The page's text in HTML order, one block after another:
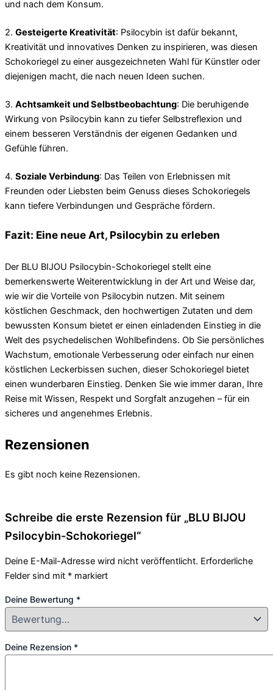
und nach dem Konsum.
2. Gesteigerte Kreativität: Psilocybin ist dafür bekannt,
Kreativität und innovatives Denken zu inspirieren, was diesen
Schokoriegel zu einer ausgezeichneten Wahl für Künstler oder
diejenigen macht, die nach neuen Ideen suchen.
3. Achtsamkeit und Selbstbeobachtung: Die beruhigende
Wirkung von Psilocybin kann zu tiefer Selbstreflexion und
einem besseren Verständnis der eigenen Gedanken und
Gefühle führen.
4. Soziale Verbindung: Das Teilen von Erlebnissen mit
Freunden oder Liebsten beim Genuss dieses Schokoriegels
kann tiefere Verbindungen und Gespräche fördern.
Fazit: Eine neue Art, Psilocybin zu erleben
Der BLU BIJOU Psilocybin-Schokoriegel stellt eine
bemerkenswerte Weiterentwicklung in der Art und Weise dar,
wie wir die Vorteile von Psilocybin nutzen. Mit seinem
köstlichen Geschmack, den hochwertigen Zutaten und dem
bewussten Konsum bietet er einen einladenden Einstieg in die
Welt des psychedelischen Wohlbefindens. Ob Sie persönliches
Wachstum, emotionale Verbesserung oder einfach nur einen
köstlichen Leckerbissen suchen, dieser Schokoriegel bietet
einen wunderbaren Einstieg. Denken Sie wie immer daran, Ihre
Reise mit Wissen, Respekt und Sorgfalt anzugehen – für ein
sicheres und angenehmes Erlebnis.
Rezensionen
Es gibt noch keine Rezensionen.
Schreibe die erste Rezension für „BLU BIJOU
Psilocybin-Schokoriegel“
Deine E-Mail-Adresse wird nicht veröffentlicht. Erforderliche
Felder sind mit * markiert
Deine Bewertung *
Deine Rezension *